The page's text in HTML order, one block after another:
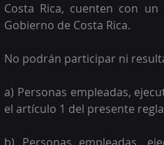
Costa Rica, cuenten con
Gobierno de Costa Rica.
No podrán participar ni
a) Personas empleadas,
el artículo 1 del presente